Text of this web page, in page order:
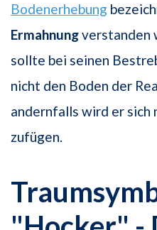
Bodenerhebung
Ermahnungverstanden
sollte bei seinen
nicht den Boden der
andernfalls wird er sich
zufügen.